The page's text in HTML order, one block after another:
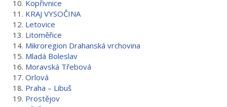
10. Kopřivnice
11. KRAJ VYSOČINA
12. Letovice
13. Litoměřice
14. Mikroregion Drahanská vrchovina
15. Mladá Boleslav
16. Moravská Třebová
17. Orlová
18. Praha – Libuš
19. Prostějov